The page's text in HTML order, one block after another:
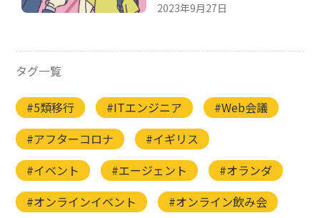
2023年9月27日
タグ一覧
#5類移行 #ITエンジニア
#Web会議
#アフターコロナ
#イギリス
#イベント
#エージェント
#オランダ
#オンラインイベント
#オンライン飲み会